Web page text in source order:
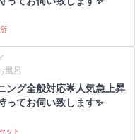
風呂
ング全般対応🌟人気急上昇
ってお伺い致します✨
ット